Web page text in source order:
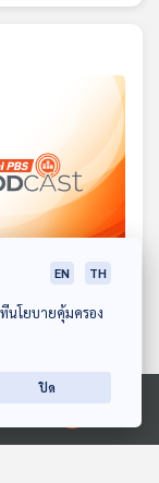
ของขวัญจาก
EN TH
นโยบายคุ้มครอง
ปิด